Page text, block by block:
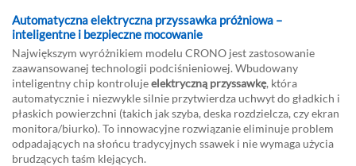
Automatyczna elektryczna przyssawka próżniowa –
inteligentne i bezpieczne mocowanie
Największym wyróżnikiem modelu CRONO jest zastosowanie
zaawansowanej technologii podciśnieniowej. Wbudowany
inteligentny chip kontrolujeelektryczną przyssawkę, która
automatycznie i niezwykle silnie przytwierdza uchwyt do gładkich i
płaskich powierzchni (takich jak szyba, deska rozdzielcza, czy ekran
monitora/biurko). To innowacyjne rozwiązanie eliminuje problem
odpadających na słońcu tradycyjnych ssawek i nie wymaga użycia
brudzących taśm klejących.